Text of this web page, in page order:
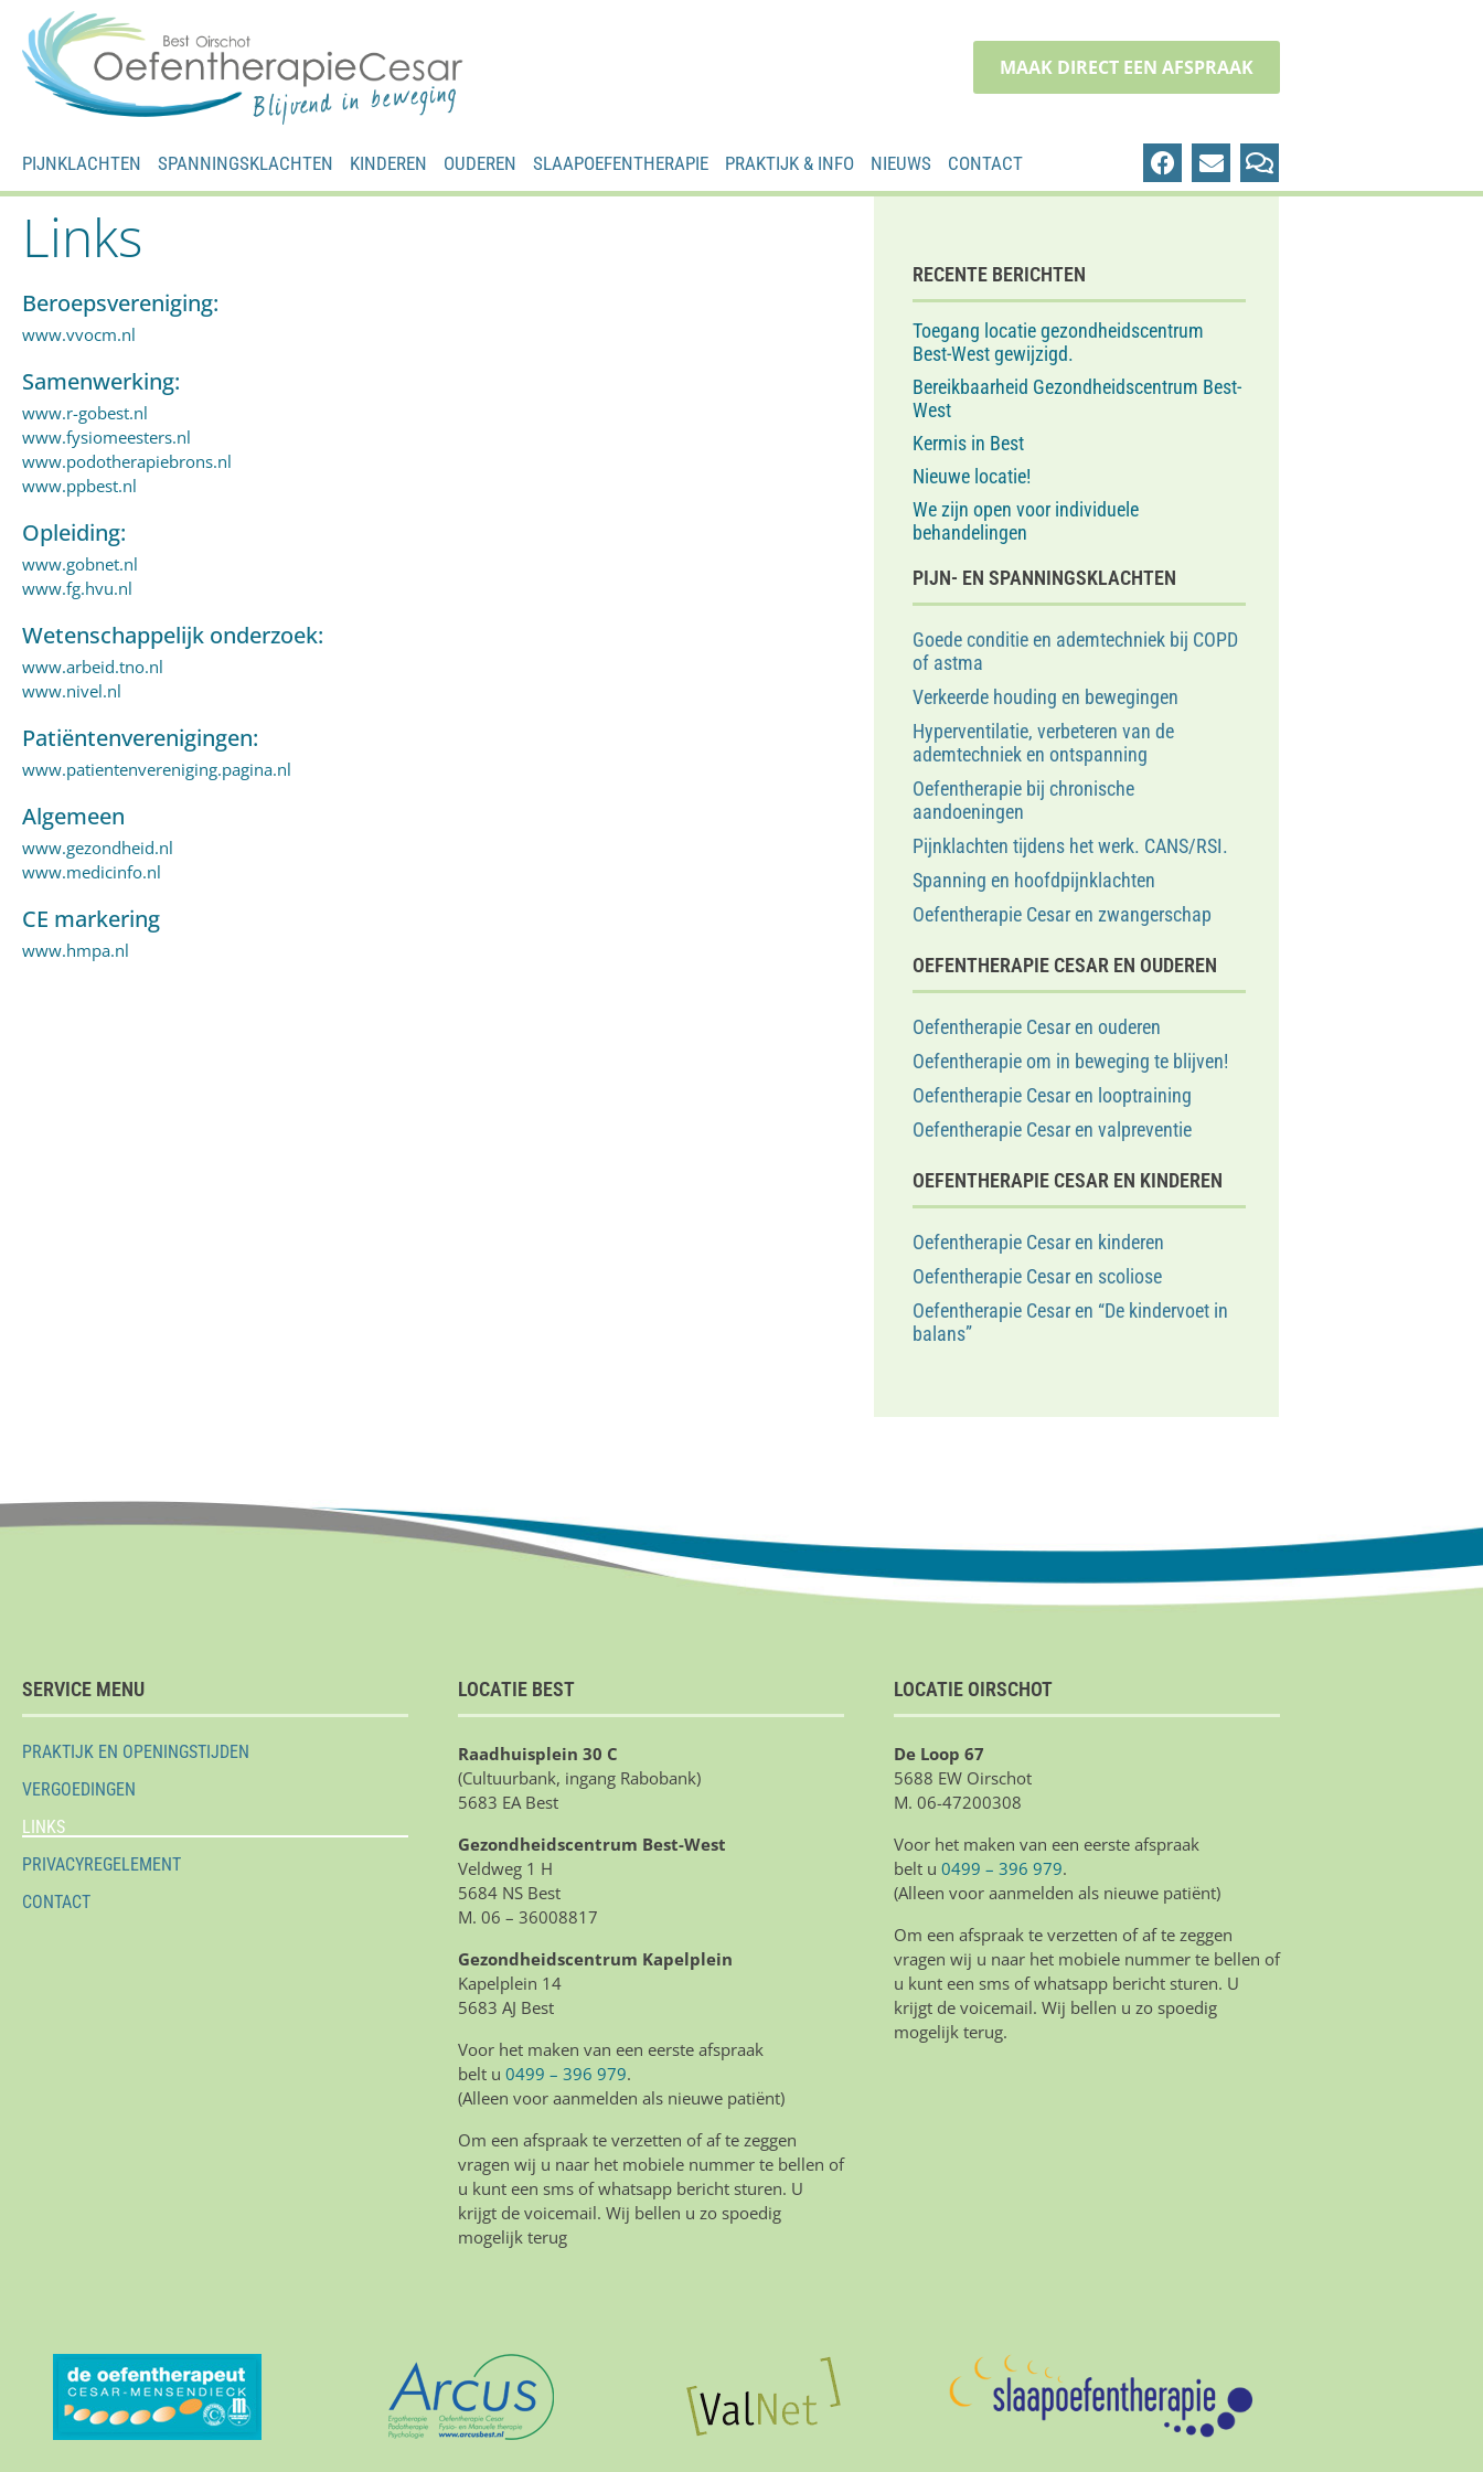
MAAK DIRECT EEN AFSPRAAK
PIJNKLACHTEN SPANNINGSKLACHTEN KINDEREN OUDEREN SLAAPOEFENTHERAPIE PRAKTIJK & INFO NIEUWS CONTACT
Links
Beroepsvereniging:
www.vvocm.nl
Samenwerking:
www.r-gobest.nl
www.fysiomeesters.nl
www.podotherapiebrons.nl
www.ppbest.nl
Opleiding:
www.gobnet.nl
www.fg.hvu.nl
Wetenschappelijk onderzoek:
www.arbeid.tno.nl
www.nivel.nl
Patiëntenverenigingen:
www.patientenvereniging.pagina.nl
Algemeen
www.gezondheid.nl
www.medicinfo.nl
CE markering
www.hmpa.nl
RECENTE BERICHTEN
Toegang locatie gezondheidscentrum
Best-West gewijzigd.
Bereikbaarheid Gezondheidscentrum Best-
West
Kermis in Best
Nieuwe locatie!
We zijn open voor individuele
behandelingen
PIJN- EN SPANNINGSKLACHTEN
Goede conditie en ademtechniek bij COPD
of astma
Verkeerde houding en bewegingen
Hyperventilatie, verbeteren van de
ademtechniek en ontspanning
Oefentherapie bij chronische
aandoeningen
Pijnklachten tijdens het werk. CANS/RSI.
Spanning en hoofdpijnklachten
Oefentherapie Cesar en zwangerschap
OEFENTHERAPIE CESAR EN OUDEREN
Oefentherapie Cesar en ouderen
Oefentherapie om in beweging te blijven!
Oefentherapie Cesar en looptraining
Oefentherapie Cesar en valpreventie
OEFENTHERAPIE CESAR EN KINDEREN
Oefentherapie Cesar en kinderen
Oefentherapie Cesar en scoliose
Oefentherapie Cesar en “De kindervoet in
balans”
SERVICE MENU
PRAKTIJK EN OPENINGSTIJDEN
VERGOEDINGEN
LINKS
PRIVACYREGELEMENT
CONTACT
LOCATIE BEST
Raadhuisplein 30 C
(Cultuurbank, ingang Rabobank)
5683 EA Best
Gezondheidscentrum Best-West
Veldweg 1 H
5684 NS Best
M. 06 – 36008817
Gezondheidscentrum Kapelplein
Kapelplein 14
5683 AJ Best
Voor het maken van een eerste afspraak
belt u 0499 – 396 979.
(Alleen voor aanmelden als nieuwe patiënt)
Om een afspraak te verzetten of af te zeggen
vragen wij u naar het mobiele nummer te bellen of
u kunt een sms of whatsapp bericht sturen. U
krijgt de voicemail. Wij bellen u zo spoedig
mogelijk terug
LOCATIE OIRSCHOT
De Loop 67
5688 EW Oirschot
M. 06-47200308
Voor het maken van een eerste afspraak
belt u 0499 – 396 979.
(Alleen voor aanmelden als nieuwe patiënt)
Om een afspraak te verzetten of af te zeggen
vragen wij u naar het mobiele nummer te bellen of
u kunt een sms of whatsapp bericht sturen. U
krijgt de voicemail. Wij bellen u zo spoedig
mogelijk terug.